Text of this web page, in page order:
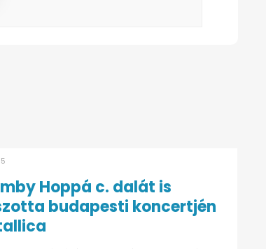
Hoppá c. dalát is
budapesti koncertjén